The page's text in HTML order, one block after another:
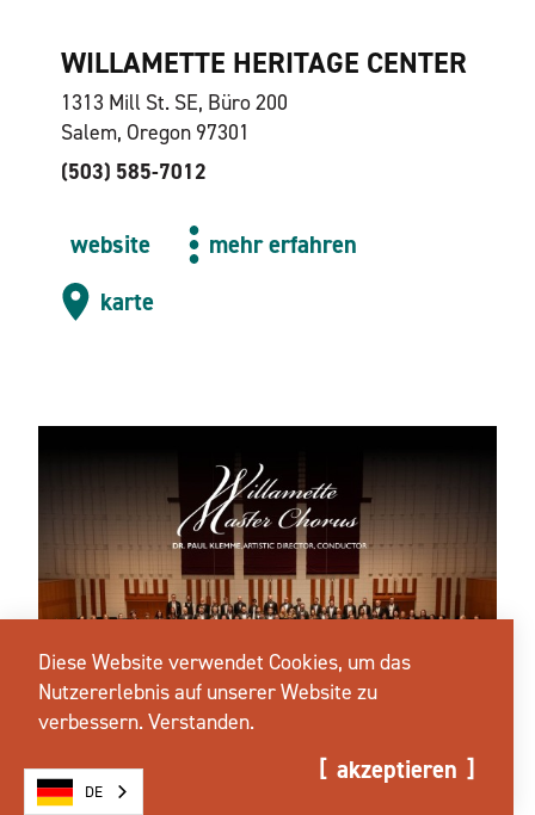
WILLAMETTE HERITAGE CENTER
1313 Mill St. SE, Büro 200
Salem, Oregon 97301
(503) 585-7012
website
mehr erfahren
karte
Diese Website verwendet Cookies, um das
Nutzererlebnis auf unserer Website zu
verbessern.Verstanden.
akzeptieren
DE